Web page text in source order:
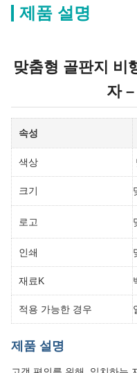
제품 설명
맞춤형 골판지 비
자
속성
색상
크기
로고
인쇄
재료K
적용 가능한 경우
제품 설명